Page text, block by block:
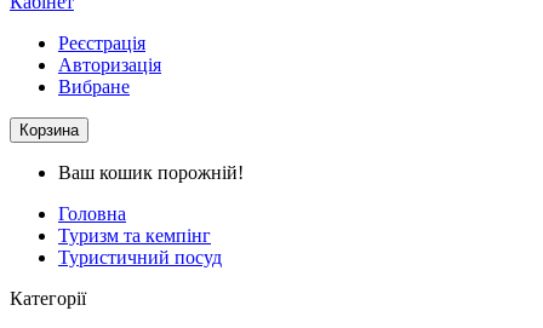
Реєстрація
Авторизація
Вибране
Корзина
Ваш кошик порожній!
Головна
Туризм та кемпінг
Туристичний посуд
Категорії